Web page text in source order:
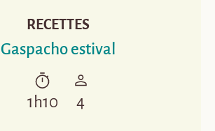
RECETTES
Gaspacho estival
1h10 4